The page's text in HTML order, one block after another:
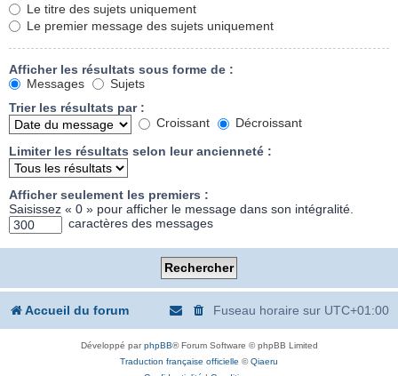
Le titre des sujets uniquement
Le premier message des sujets uniquement
Afficher les résultats sous forme de :
Messages
Sujets
Trier les résultats par :
Croissant
Décroissant
Limiter les résultats selon leur ancienneté :
Afficher seulement les premiers :
Saisissez « 0 » pour afficher le message dans son intégralité.
caractères des messages
Accueil du forum Fuseau horaire sur UTC+01:00
Développé parphpBB® Forum Software © phpBB Limited
Traduction française officielle ©Qiaeru